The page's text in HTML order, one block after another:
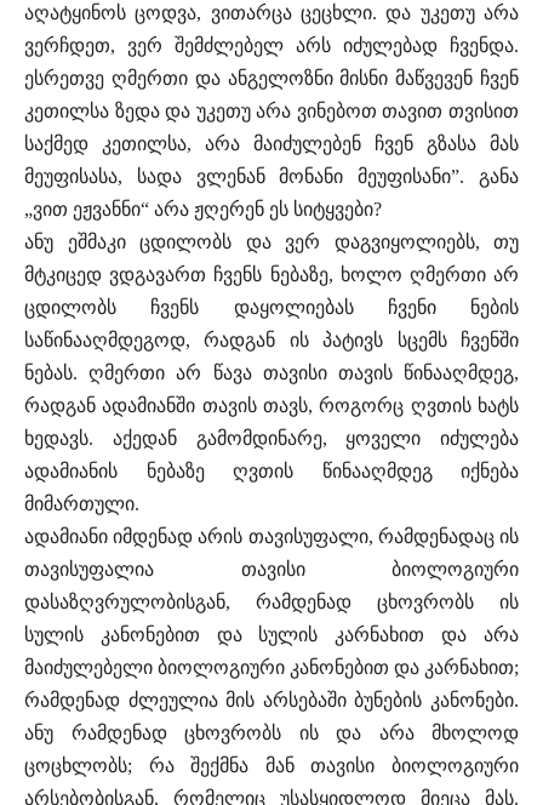
აღატყინოს ცოდვა, ვითარცა ცეცხლი. და უკეთუ არა
ვერჩდეთ, ვერ შემძლებელ არს იძულებად ჩვენდა.
ესრეთვე ღმერთი და ანგელოზნი მისნი მაწვევენ ჩვენ
კეთილსა ზედა და უკეთუ არა ვინებოთ თავით თვისით
საქმედ კეთილსა, არა მაიძულებენ ჩვენ გზასა მას
მეუფისასა, სადა ვლენან მონანი მეუფისანი”. განა
„ვით ეჟვანნი“ არა ჟღერენ ეს სიტყვები?
ანუ ეშმაკი ცდილობს და ვერ დაგვიყოლიებს, თუ
მტკიცედ ვდგავართ ჩვენს ნებაზე, ხოლო ღმერთი არ
ცდილობს ჩვენს დაყოლიებას ჩვენი ნების
საწინააღმდეგოდ, რადგან ის პატივს სცემს ჩვენში
ნებას. ღმერთი არ წავა თავისი თავის წინააღმდეგ,
რადგან ადამიანში თავის თავს, როგორც ღვთის ხატს
ხედავს. აქედან გამომდინარე, ყოველი იძულება
ადამიანის ნებაზე ღვთის წინააღმდეგ იქნება
მიმართული.
ადამიანი იმდენად არის თავისუფალი, რამდენადაც ის
თავისუფალია თავისი ბიოლოგიური
დასაზღვრულობისგან, რამდენად ცხოვრობს ის
სულის კანონებით და სულის კარნახით და არა
მაიძულებელი ბიოლოგიური კანონებით და კარნახით;
რამდენად ძლეულია მის არსებაში ბუნების კანონები.
ანუ რამდენად ცხოვრობს ის და არა მხოლოდ
ცოცხლობს; რა შექმნა მან თავისი ბიოლოგიური
არსებობისგან, რომელიც უსასყიდლოდ მიეცა მას.